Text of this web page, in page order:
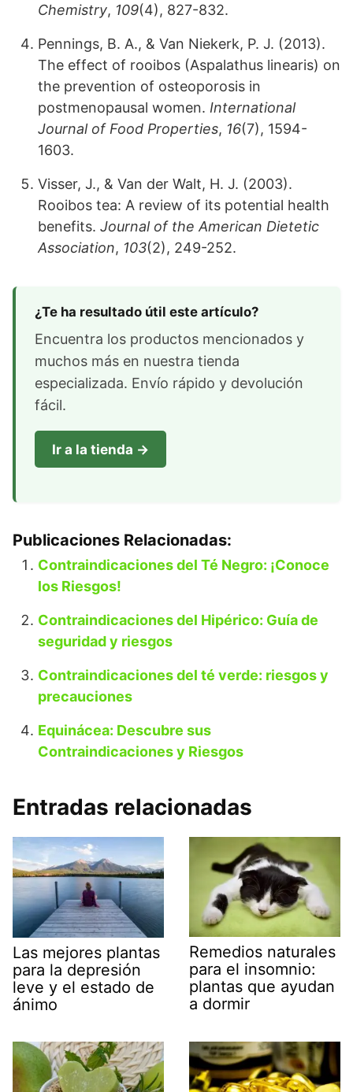
Chemistry, 109(4), 827-832.
Pennings, B. A., & Van Niekerk, P. J. (2013).
The effect of rooibos (Aspalathus linearis) on
the prevention of osteoporosis in
postmenopausal women. International
Journal of Food Properties, 16(7), 1594-
1603.
Visser, J., & Van der Walt, H. J. (2003).
Rooibos tea: A review of its potential health
benefits. Journal of the American Dietetic
Association, 103(2), 249-252.
¿Te ha resultado útil este artículo?
Encuentra los productos mencionados y
muchos más en nuestra tienda
especializada. Envío rápido y devolución
fácil.
Ir a la tienda →
Publicaciones Relacionadas:
Contraindicaciones del Té Negro: ¡Conoce
los Riesgos!
Contraindicaciones del Hipérico: Guía de
seguridad y riesgos
Contraindicaciones del té verde: riesgos y
precauciones
Equinácea: Descubre sus
Contraindicaciones y Riesgos
Entradas relacionadas
Las mejores plantas
para la depresión
leve y el estado de
ánimo
Remedios naturales
para el insomnio:
plantas que ayudan
a dormir